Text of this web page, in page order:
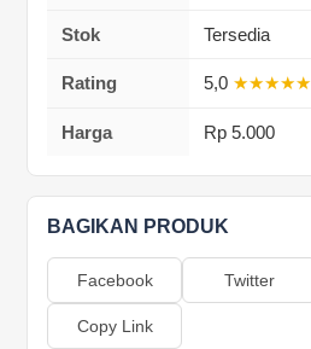
Stok Tersedia
Rating 5,0 ★★★★★
Harga Rp 5.000
BAGIKAN PRODUK
Facebook Twitter
Copy Link